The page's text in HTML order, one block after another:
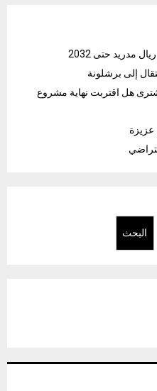
مدريد حتى 2032
إلى برشلونة
هل اقتربت نهاية مشروع
البحث